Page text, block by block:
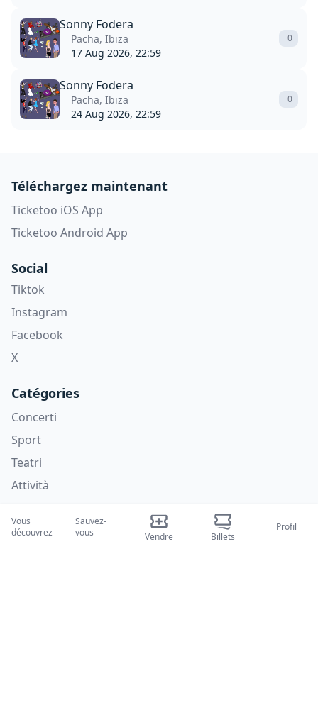
Sonny Fodera
Pacha, Ibiza
17 Aug 2026, 22:59
0
Sonny Fodera
Pacha, Ibiza
24 Aug 2026, 22:59
0
Téléchargez maintenant
Ticketoo iOS App
Ticketoo Android App
Social
Tiktok
Instagram
Facebook
X
Catégories
Concerti
Sport
Teatri
Attività
Qui nous sommes
Vous
découvrez
Sauvez-
vous
Vendre Billets
Profil